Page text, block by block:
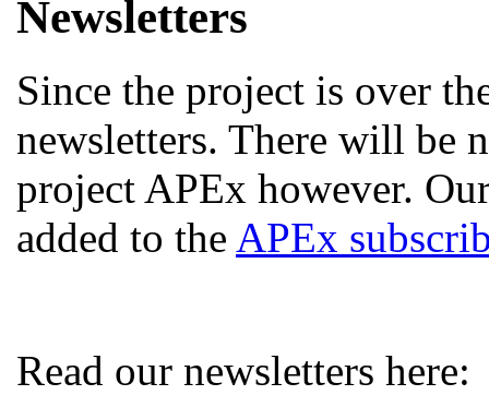
Newsletters
Since the project is over
newsletters. There will be
project APEx however.
added to the APEx
Read our newsletters here: